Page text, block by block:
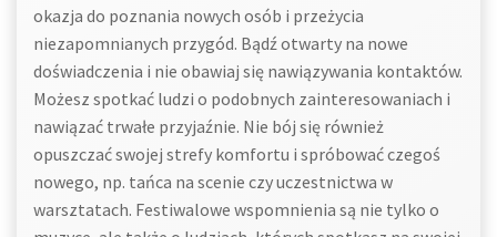
okazja do poznania nowych osób i przeżycia
niezapomnianych przygód. Bądź otwarty na nowe
doświadczenia i nie obawiaj się nawiązywania kontaktów.
Możesz spotkać ludzi o podobnych zainteresowaniach i
nawiązać trwałe przyjaźnie. Nie bój się również
opuszczać swojej strefy komfortu i spróbować czegoś
nowego, np. tańca na scenie czy uczestnictwa w
warsztatach. Festiwalowe wspomnienia są nie tylko o